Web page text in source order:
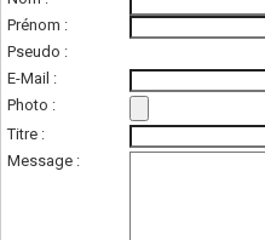
Prénom :
Pseudo :
E-Mail :
Photo :
Titre :
Message :